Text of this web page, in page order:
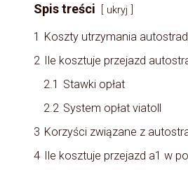
Spis treści ukryj
1 Koszty utrzymania
2 Ile kosztuje przejazd
2.1 Stawki opłat
2.2 System opłat viatoll
3 Korzyści związane z
4 Ile kosztuje przejazd a1 w